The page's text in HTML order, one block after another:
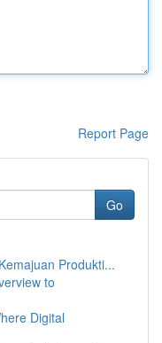
Report Page
Go
Produkti...
to
Digital